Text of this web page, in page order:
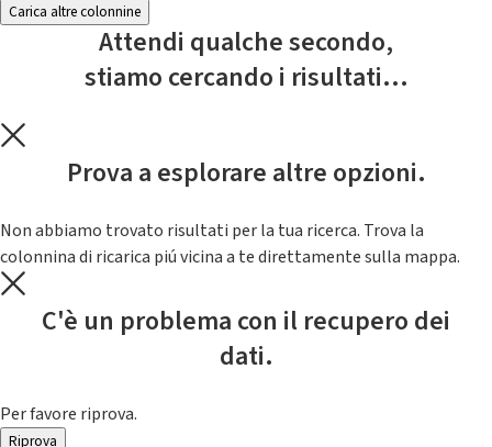
Carica altre colonnine
Attendi qualche secondo,
stiamo cercando i risultati...
Prova a esplorare altre opzioni.
Non abbiamo trovato risultati per la tua ricerca. Trova la
colonnina di ricarica piú vicina a te direttamente sulla mappa.
C'è un problema con il recupero dei
dati.
Per favore riprova.
Riprova